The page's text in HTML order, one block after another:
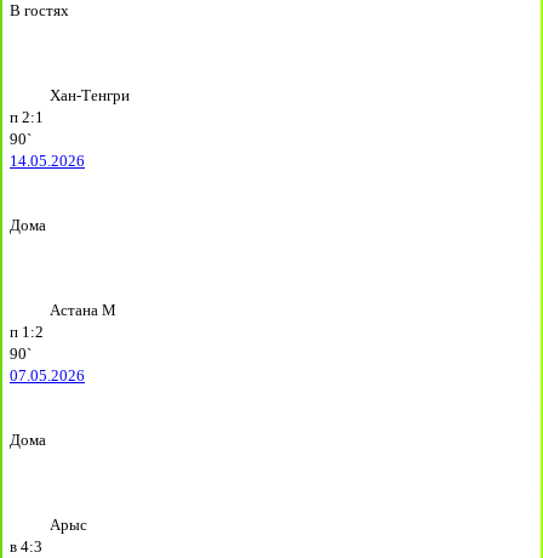
В гостях
Хан-Тенгри
п 2:1
90`
14.05.2026
Дома
Астана М
п 1:2
90`
07.05.2026
Дома
Арыс
в 4:3